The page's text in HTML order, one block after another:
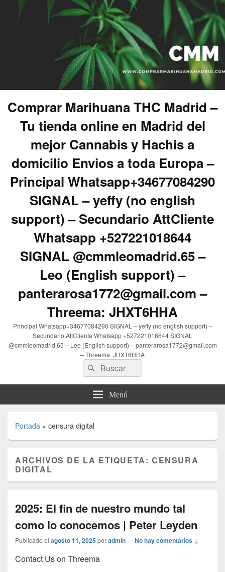
Comprar Marihuana THC Madrid –
Tu tienda online en Madrid del
mejor Cannabis y Hachis a
domicilio Envios a toda Europa –
Principal Whatsapp+34677084290
SIGNAL – yeffy (no english
support) – Secundario AttCliente
Whatsapp +527221018644
SIGNAL @cmmleomadrid.65 –
Leo (English support) –
panterarosa1772@gmail.com –
Threema: JHXT6HHA
Principal Whatsapp+34677084290 SIGNAL – yeffy (no english support) –
Secundario AttCliente Whatsapp +527221018644 SIGNAL
@cmmleomadrid.65 – Leo (English support) – panterarosa1772@gmail.com
– Threema: JHXT6HHA
Buscar
por:
Buscar
Menú
Portada » censura digital
ARCHIVOS DE LA ETIQUETA:CENSURA
DIGITAL
2025: El fin de nuestro mundo tal
como lo conocemos | Peter Leyden
Publicado el agosto 11, 2025poradmin—No hay comentarios ↓
Contact Us on Threema